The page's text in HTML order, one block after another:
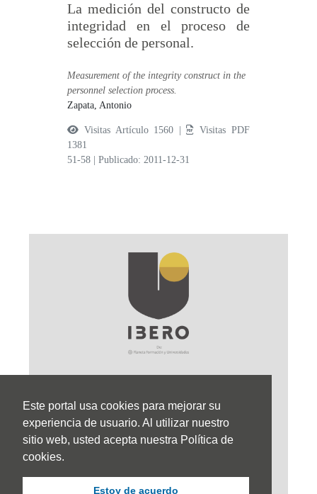
Este portal usa cookies para mejorar su
experiencia de usuario. Al utilizar nuestro
sitio web, usted acepta nuestra Política de
cookies.
Estoy de acuerdo
La medición del constructo de
integridad en el proceso de
selección de personal.
Measurement of the integrity construct in the
personnel selection process.
Zapata, Antonio
Visitas Artículo 1560 |
Visitas PDF
1381
51-58
|Publicado: 2011-12-31
Sede Principal
Calle 67 #5-27; Bogotá, Colombia.